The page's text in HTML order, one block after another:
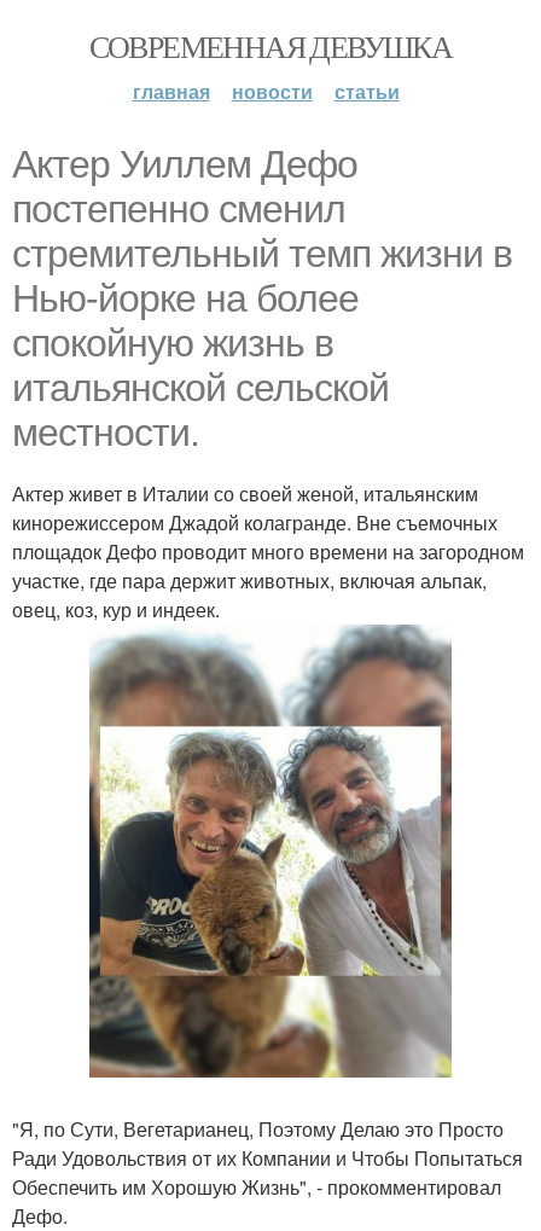
СОВРЕМЕННАЯ ДЕВУШКА
главная новости статьи
Актер Уиллем Дефо
постепенно сменил
стремительный темп жизни в
Нью-йорке на более
спокойную жизнь в
итальянской сельской
местности.
Актер живет в Италии со своей женой, итальянским
кинорежиссером Джадой колагранде. Вне съемочных
площадок Дефо проводит много времени на загородном
участке, где пара держит животных, включая альпак,
овец, коз, кур и индеек.
"Я, по Сути, Вегетарианец, Поэтому Делаю это Просто
Ради Удовольствия от их Компании и Чтобы Попытаться
Обеспечить им Хорошую Жизнь", - прокомментировал
Дефо.